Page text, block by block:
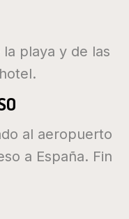
playa y de las
al aeropuerto
a España. Fin